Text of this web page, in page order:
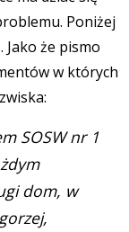
Poniżej
że pismo
w których
SOSW nr 1
dom, w